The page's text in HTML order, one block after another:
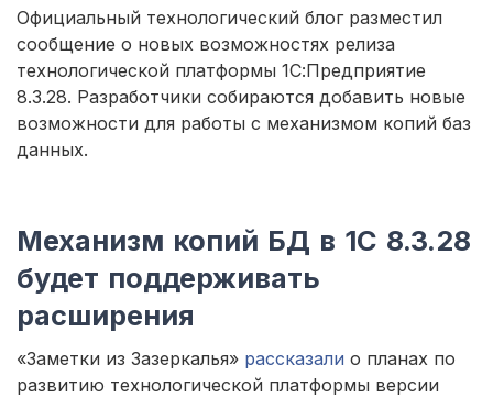
Официальный технологический блог разместил
сообщение о новых возможностях релиза
технологической платформы 1С:Предприятие
8.3.28. Разработчики собираются добавить новые
возможности для работы с механизмом копий баз
данных.
Механизм копий БД в 1С 8.3.28
будет поддерживать
расширения
«Заметки из Зазеркалья» рассказали о планах по
развитию технологической платформы версии